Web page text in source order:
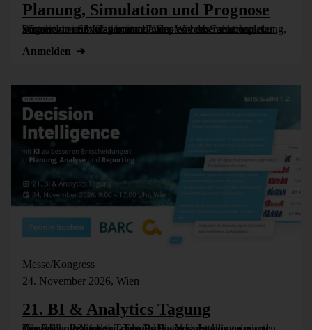
Planung, Simulation und Prognose
Wer nicht weiß, was kommt, muss es vorher durchspielen können – in Simulationsmodellen. Wie das funktioniert, zeigen wir im Webinar am 17. September: Szenarioplanung, Simulation und KI-gestützte [...]
Anmelden
Messe/Kongress
24. November 2026, Wien
21. BI & Analytics Tagung